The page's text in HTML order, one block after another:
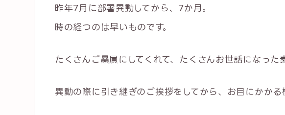
昨年7月に部署異動してから、7か月。
時の経つのは早いものです。
たくさんご贔屓にしてくれて、たくさんお世話になった
異動の際に引き継ぎのご挨拶をしてから、お目にかかる